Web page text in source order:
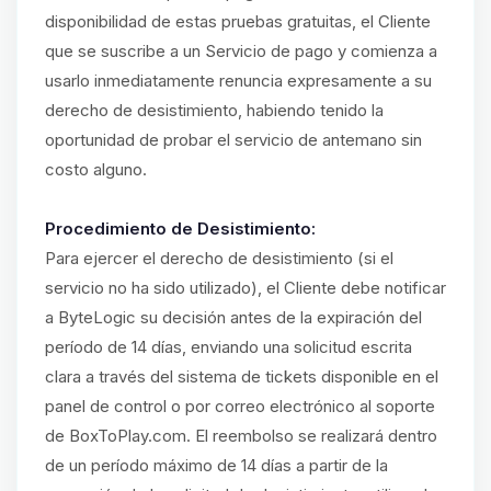
disponibilidad de estas pruebas gratuitas, el Cliente
que se suscribe a un Servicio de pago y comienza a
usarlo inmediatamente renuncia expresamente a su
derecho de desistimiento, habiendo tenido la
oportunidad de probar el servicio de antemano sin
costo alguno.
Procedimiento de Desistimiento:
Para ejercer el derecho de desistimiento (si el
servicio no ha sido utilizado), el Cliente debe notificar
a ByteLogic su decisión antes de la expiración del
período de 14 días, enviando una solicitud escrita
clara a través del sistema de tickets disponible en el
panel de control o por correo electrónico al soporte
de BoxToPlay.com. El reembolso se realizará dentro
de un período máximo de 14 días a partir de la